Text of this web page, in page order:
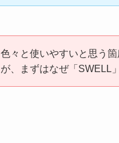
色々と使いやすいと思う
が、まずはなぜ「SWELL